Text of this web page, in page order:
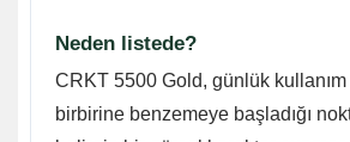
Neden listede?
CRKT 5500 Gold, günlük
birbirine benzemeye başladığı